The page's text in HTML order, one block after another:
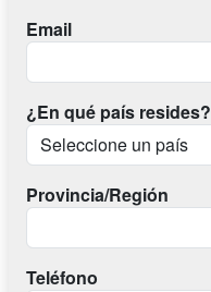
Email
¿En qué país resides?
Provincia/Región
Teléfono